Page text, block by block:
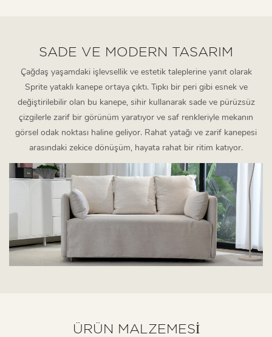
SADE VE MODERN TASARIM
Çağdaş yaşamdaki işlevsellik ve estetik taleplerine yanıt olarak
Sprite yataklı kanepe ortaya çıktı. Tıpkı bir peri gibi esnek ve
değiştirilebilir olan bu kanepe, sihir kullanarak sade ve pürüzsüz
çizgilerle zarif bir görünüm yaratıyor ve saf renkleriyle mekanın
görsel odak noktası haline geliyor. Rahat yatağı ve zarif kanepesi
arasındaki zekice dönüşüm, hayata rahat bir ritim katıyor.
ÜRÜN MALZEMESI